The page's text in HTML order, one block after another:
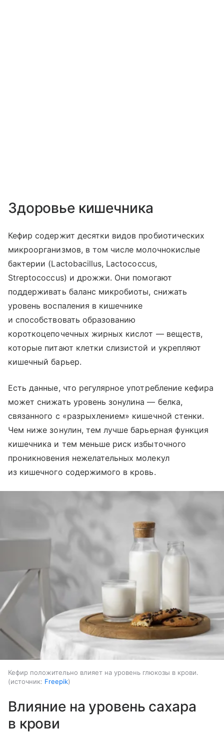
Здоровье кишечника
Кефир содержит десятки видов пробиотических
микроорганизмов, в том числе молочнокислые
бактерии (Lactobacillus, Lactococcus,
Streptococcus) и дрожжи. Они помогают
поддерживать баланс микробиоты, снижать
уровень воспаления в кишечнике
и способствовать образованию
короткоцепочечных жирных кислот — веществ,
которые питают клетки слизистой и укрепляют
кишечный барьер.
Есть данные, что регулярное употребление кефира
может снижать уровень зонулина — белка,
связанного с «разрыхлением» кишечной стенки.
Чем ниже зонулин, тем лучше барьерная функция
кишечника и тем меньше риск избыточного
проникновения нежелательных молекул
из кишечного содержимого в кровь.
Кефир положительно влияет на уровень глюкозы в крови.
источник: Freepik
Влияние на уровень сахара
в крови